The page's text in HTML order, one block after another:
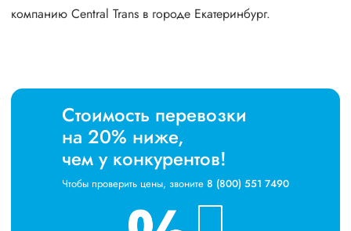
компанию Central Trans в городе Екатеринбург.
Стоимость перевозки
на 20% ниже,
чем у конкурентов!
Чтобы проверить цены, звоните 8 (800) 551 7490